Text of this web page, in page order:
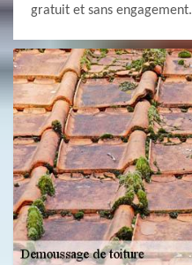
gratuit et sans engagement.